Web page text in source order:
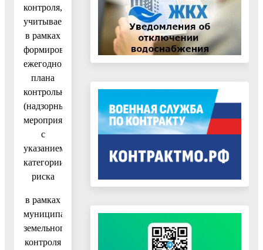
контроля,
учитываемых
в рамках
формирования
ежегодного
плана
контрольных
(надзорных)
мероприятий,
с
указанием
категории
риска
в рамках
муниципального
земельного
контроля